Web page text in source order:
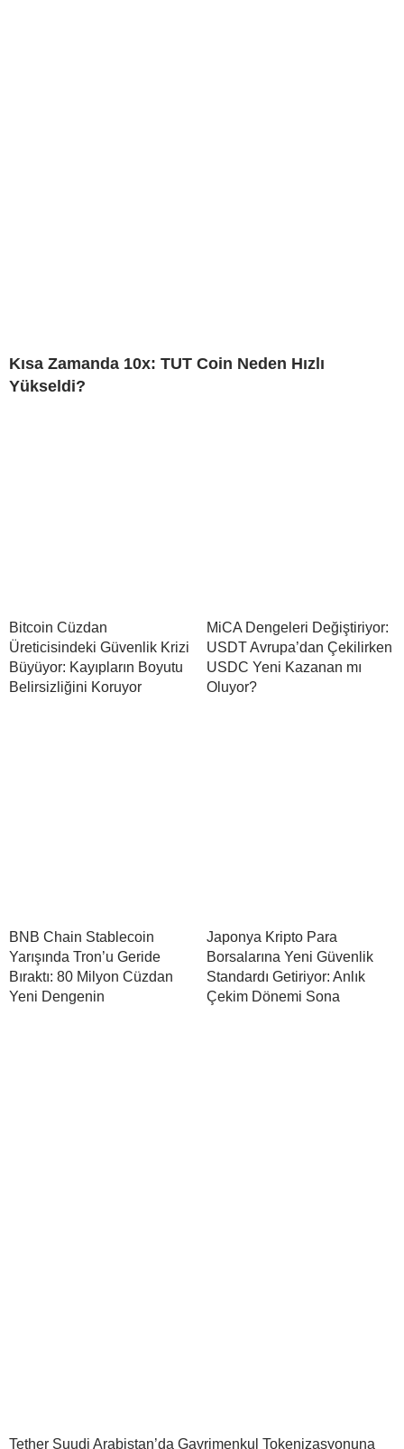
Kısa Zamanda 10x: TUT Coin Neden Hızlı
Yükseldi?
Bitcoin Cüzdan
Üreticisindeki Güvenlik Krizi
Büyüyor: Kayıpların Boyutu
Belirsizliğini Koruyor
MiCA Dengeleri Değiştiriyor:
USDT Avrupa’dan Çekilirken
USDC Yeni Kazanan mı
Oluyor?
BNB Chain Stablecoin
Yarışında Tron’u Geride
Bıraktı: 80 Milyon Cüzdan
Yeni Dengenin
Japonya Kripto Para
Borsalarına Yeni Güvenlik
Standardı Getiriyor: Anlık
Çekim Dönemi Sona
Tether Suudi Arabistan’da Gayrimenkul Tokenizasyonuna